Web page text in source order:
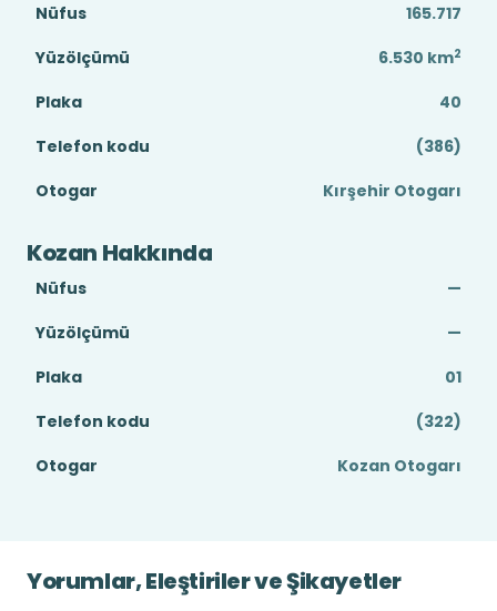
Nüfus
165.717
Yüzölçümü
6.530 km2
Plaka
40
Telefon kodu
(386)
Otogar
Kırşehir Otogarı
Kozan Hakkında
Nüfus
—
Yüzölçümü
—
Plaka
01
Telefon kodu
(322)
Otogar
Kozan Otogarı
Yorumlar, Eleştiriler ve Şikayetler